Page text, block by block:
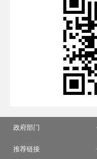
政府部门
推荐链接